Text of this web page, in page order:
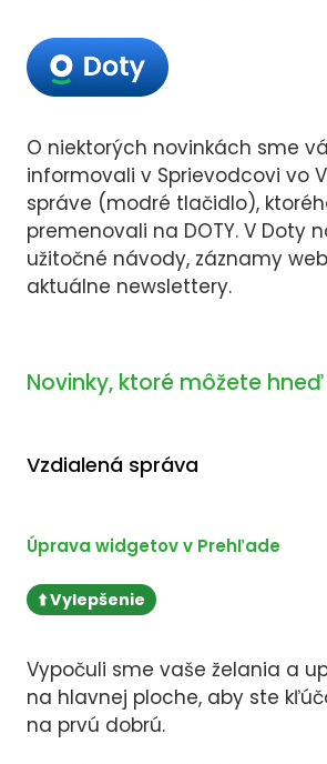
O niektorých novinkách sme
informovali v Sprievodcovi vo
správe (modré tlačidlo),
premenovali na DOTY. V Doty
užitočné návody, záznamy
aktuálne newslettery.
Novinky, ktoré môžete
Vzdialená správa
Úprava widgetov v Prehľade
⬆️ Vylepšenie
Vypočuli sme vaše želania a
na hlavnej ploche, aby ste
na prvú dobrú.